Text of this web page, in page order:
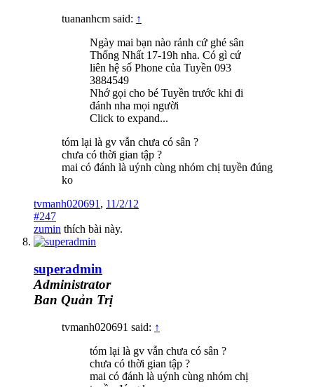
tuananhcm said: ↑
Ngày mai bạn nào rảnh cứ ghé sân
Thống Nhất 17-19h nha. Có gì cứ
liên hệ số Phone của Tuyền 093
3884549
Nhớ gọi cho bé Tuyền trước khi đi
đánh nha mọi người
Click to expand...
tóm lại là gv vẫn chưa có sân ?
chưa có thời gian tập ?
mai có đánh là uýnh cùng nhóm chị tuyền đúng
ko
tvmanh020691 , 11/2/12
#247
zumin thích bài này.
superadmin
Administrator
Ban Quản Trị
tvmanh020691 said: ↑
tóm lại là gv vẫn chưa có sân ?
chưa có thời gian tập ?
mai có đánh là uýnh cùng nhóm chị